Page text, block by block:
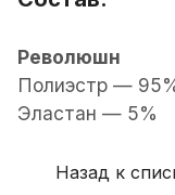
Революшн
Полиэстр —
Эластан — 5%
Назад к